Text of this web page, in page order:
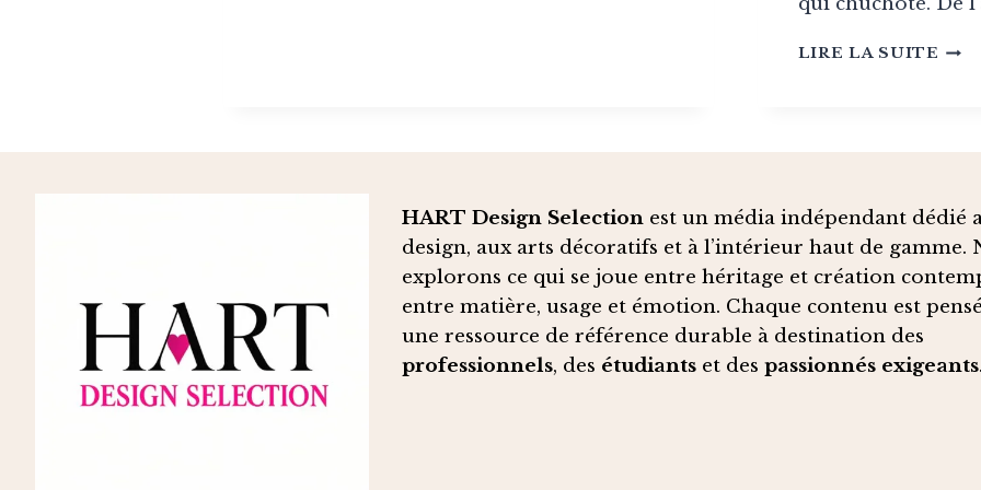
LIRE LA SUITE
ET
HART Design Selection est un média indépendant dédié
design, aux arts décoratifs et à l’intérieur haut de gamme.
explorons ce qui se joue entre héritage et création
entre matière, usage et émotion. Chaque contenu est
une ressource de référence durable à destination des
professionnels, des étudiants et des passionnés exigeants.